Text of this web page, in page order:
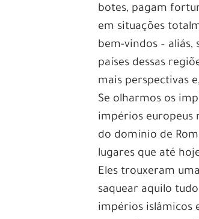
botes, pagam
em situações
bem-vindos –
países dessas
mais perspectivas
Se olharmos os
impérios europeus
do domínio de
lugares que até
Eles trouxeram
saquear aquilo
impérios islâmicos